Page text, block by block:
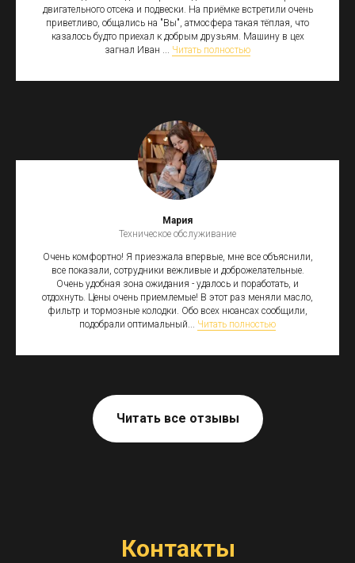
двигательного отсека и подвески. На приёмке встретили очень
приветливо, общались на "Вы", атмосфера такая тёплая, что
казалось будто приехал к добрым друзьям. Машину в цех
загнал Иван ... Читать полностью
Мария
Техническое обслуживание
Очень комфортно! Я приезжала впервые, мне все объяснили,
все показали, сотрудники вежливые и доброжелательные.
Очень удобная зона ожидания - удалось и поработать, и
отдохнуть. Цены очень приемлемые! В этот раз меняли масло,
фильтр и тормозные колодки. Обо всех нюансах сообщили,
подобрали оптимальный... Читать полностью
Читать все отзывы
Контакты